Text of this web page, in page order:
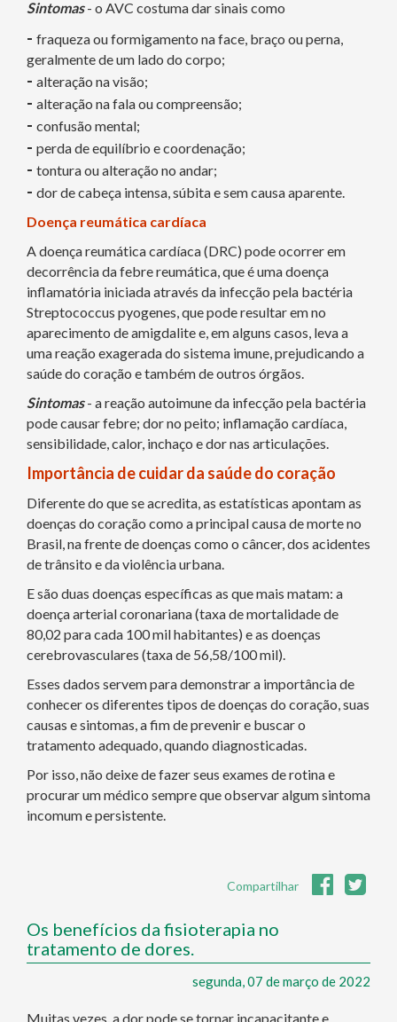
Sintomas- o AVC costuma dar sinais como
- fraqueza ou formigamento na face, braço ou perna,
geralmente de um lado do corpo;
- alteração na visão;
- alteração na fala ou compreensão;
- confusão mental;
- perda de equilíbrio e coordenação;
- tontura ou alteração no andar;
- dor de cabeça intensa, súbita e sem causa aparente.
Doença reumática cardíaca
A doença reumática cardíaca (DRC) pode ocorrer em
decorrência da febre reumática, que é uma doença
inflamatória iniciada através da infecção pela bactéria
Streptococcus pyogenes, que pode resultar em no
aparecimento de amigdalite e, em alguns casos, leva a
uma reação exagerada do sistema imune, prejudicando a
saúde do coração e também de outros órgãos.
Sintomas- a reação autoimune da infecção pela bactéria
pode causar febre; dor no peito; inflamação cardíaca,
sensibilidade, calor, inchaço e dor nas articulações.
Importância de cuidar da saúde do coração
Diferente do que se acredita, as estatísticas apontam as
doenças do coração como a principal causa de morte no
Brasil, na frente de doenças como o câncer, dos acidentes
de trânsito e da violência urbana.
E são duas doenças específicas as que mais matam: a
doença arterial coronariana (taxa de mortalidade de
80,02 para cada 100 mil habitantes) e as doenças
cerebrovasculares (taxa de 56,58/100 mil).
Esses dados servem para demonstrar a importância de
conhecer os diferentes tipos de doenças do coração, suas
causas e sintomas, a fim de prevenir e buscar o
tratamento adequado, quando diagnosticadas.
Por isso, não deixe de fazer seus exames de rotina e
procurar um médico sempre que observar algum sintoma
incomum e persistente.
Compartilhar
Os benefícios da fisioterapia no
tratamento de dores.
segunda, 07 de março de 2022
Muitas vezes, a dor pode se tornar incapacitante e